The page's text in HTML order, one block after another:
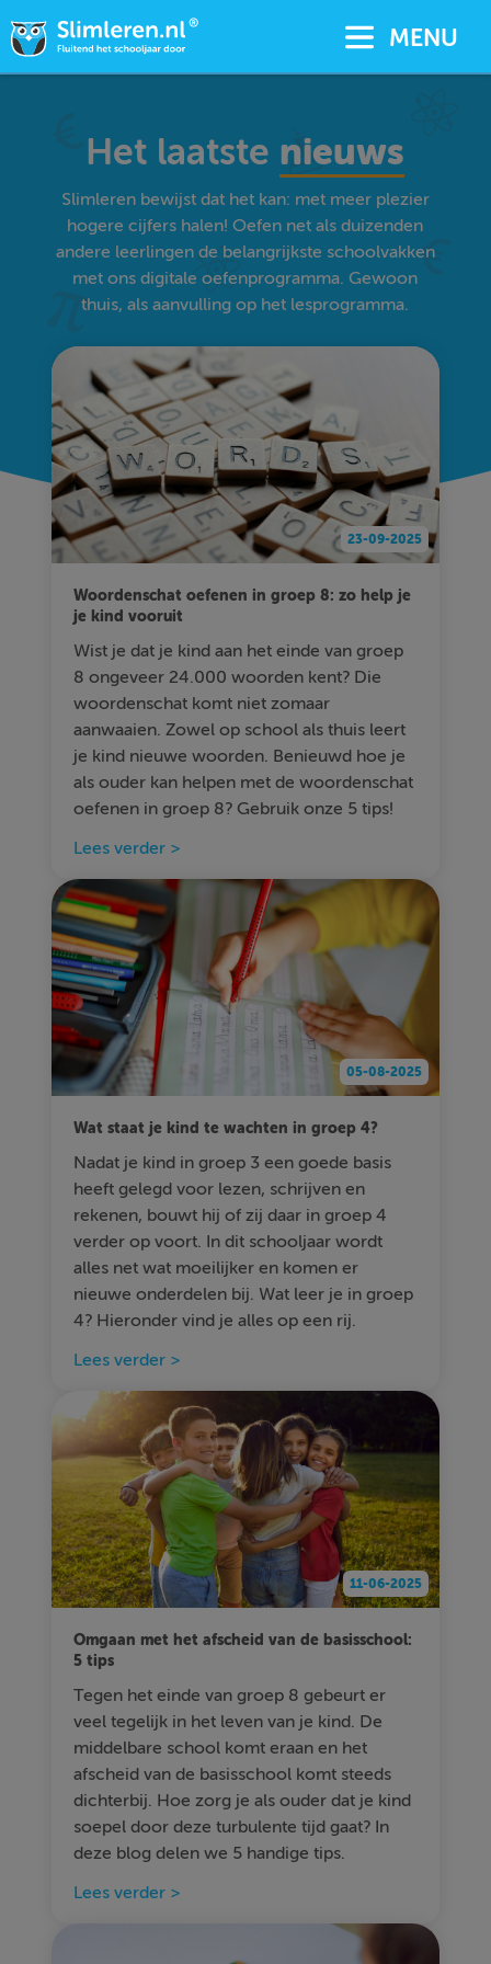
MENU
Het laatste nieuws
Slimleren bewijst dat het kan: met meer plezier
hogere cijfers halen! Oefen net als duizenden
andere leerlingen de belangrijkste schoolvakken
met ons digitale oefenprogramma. Gewoon
thuis, als aanvulling op het lesprogramma.
23-09-2025
Woordenschat oefenen in groep 8: zo help je
je kind vooruit
Wist je dat je kind aan het einde van groep
8 ongeveer 24.000 woorden kent? Die
woordenschat komt niet zomaar
aanwaaien. Zowel op school als thuis leert
je kind nieuwe woorden. Benieuwd hoe je
als ouder kan helpen met de woordenschat
oefenen in groep 8? Gebruik onze 5 tips!
Lees verder >
05-08-2025
Wat staat je kind te wachten in groep 4?
Nadat je kind in groep 3 een goede basis
heeft gelegd voor lezen, schrijven en
rekenen, bouwt hij of zij daar in groep 4
verder op voort. In dit schooljaar wordt
alles net wat moeilijker en komen er
nieuwe onderdelen bij. Wat leer je in groep
4? Hieronder vind je alles op een rij.
Lees verder >
11-06-2025
Omgaan met het afscheid van de basisschool:
5 tips
Tegen het einde van groep 8 gebeurt er
veel tegelijk in het leven van je kind. De
middelbare school komt eraan en het
afscheid van de basisschool komt steeds
dichterbij. Hoe zorg je als ouder dat je kind
soepel door deze turbulente tijd gaat? In
deze blog delen we 5 handige tips.
Lees verder >